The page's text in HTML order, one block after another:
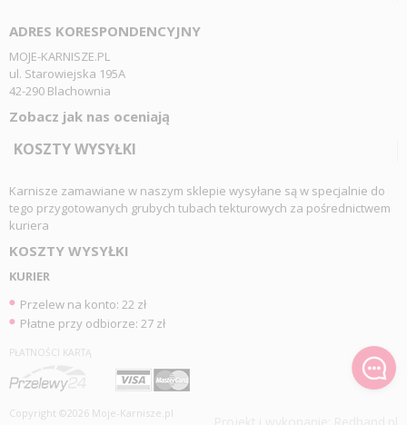
ADRES KORESPONDENCYJNY
MOJE-KARNISZE.PL
ul. Starowiejska 195A
42-290 Blachownia
Zobacz jak nas oceniają
KOSZTY WYSYŁKI
Karnisze zamawiane w naszym sklepie wysyłane są w specjalnie do
tego przygotowanych grubych tubach tekturowych za pośrednictwem
kuriera
KOSZTY WYSYŁKI
KURIER
Przelew na konto: 22 zł
Płatne przy odbiorze: 27 zł
PŁATNOŚCI KARTĄ
Copyright ©2026 Moje-Karnisze.pl